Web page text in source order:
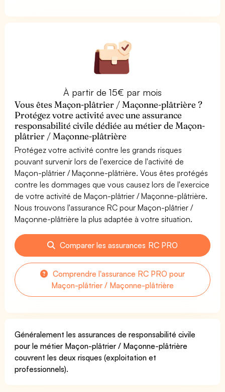
À partir de 15€ par mois
Vous êtes Maçon-plâtrier / Maçonne-plâtrière ?
Protégez votre activité avec une assurance
responsabilité civile dédiée au métier de Maçon-
plâtrier / Maçonne-plâtrière
Protégez votre activité contre les grands risques
pouvant survenir lors de l'exercice de l'activité de
Maçon-plâtrier / Maçonne-plâtrière. Vous êtes protégés
contre les dommages que vous causez lors de l'exercice
de votre activité de Maçon-plâtrier / Maçonne-plâtrière.
Nous trouvons l'assurance RC pour Maçon-plâtrier /
Maçonne-plâtrière la plus adaptée à votre situation.
Comparer les assurances RC PRO
Comprendre l'assurance RC PRO pour
Maçon-plâtrier / Maçonne-plâtrière
Généralement les assurances de responsabilité civile
pour le métier Maçon-plâtrier / Maçonne-plâtrière
couvrent les deux risques (exploitation et
professionnels).